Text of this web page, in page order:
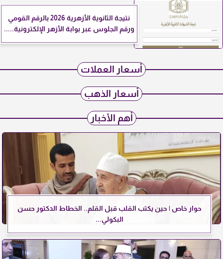
نتيجة الثانوية الأزهرية 2026 بالرقم القومي
ورقم الجلوس عبر بوابة الأزهر الإلكترونية.....
أسعار العملات
أسعار الذهب
أهم الأخبار
حوار خاص | حين يكتب القلب قبل القلم.. الخطاط الدكتور حسن
البكولي...